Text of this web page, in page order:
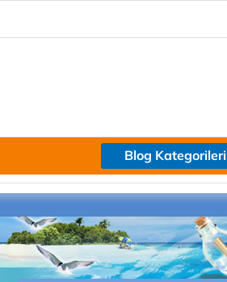
Blog Kategorileri